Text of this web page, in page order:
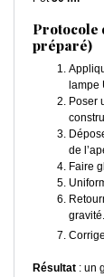
Protocole
préparé)
lampe
Poser
de
Faire
gravité.
Résultat : un